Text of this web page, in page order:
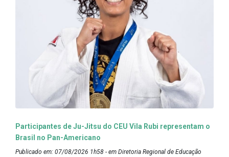
Participantes de Ju-Jitsu do CEU Vila Rubi representam o
Brasil no Pan-Americano
Publicado em: 07/08/2026 1h58 - em Diretoria Regional de Educação